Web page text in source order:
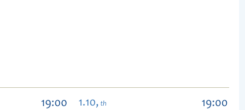
19:00 1.10, th 19:00